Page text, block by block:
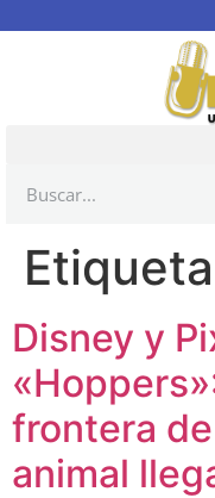
Disney y
frontera
animal